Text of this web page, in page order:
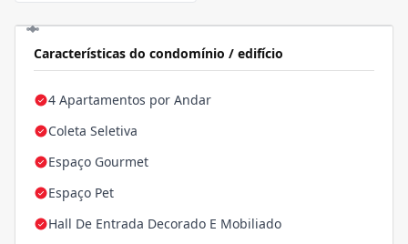
Características do condomínio / edifício
4 Apartamentos por Andar
Coleta Seletiva
Espaço Gourmet
Espaço Pet
Hall De Entrada Decorado E Mobiliado